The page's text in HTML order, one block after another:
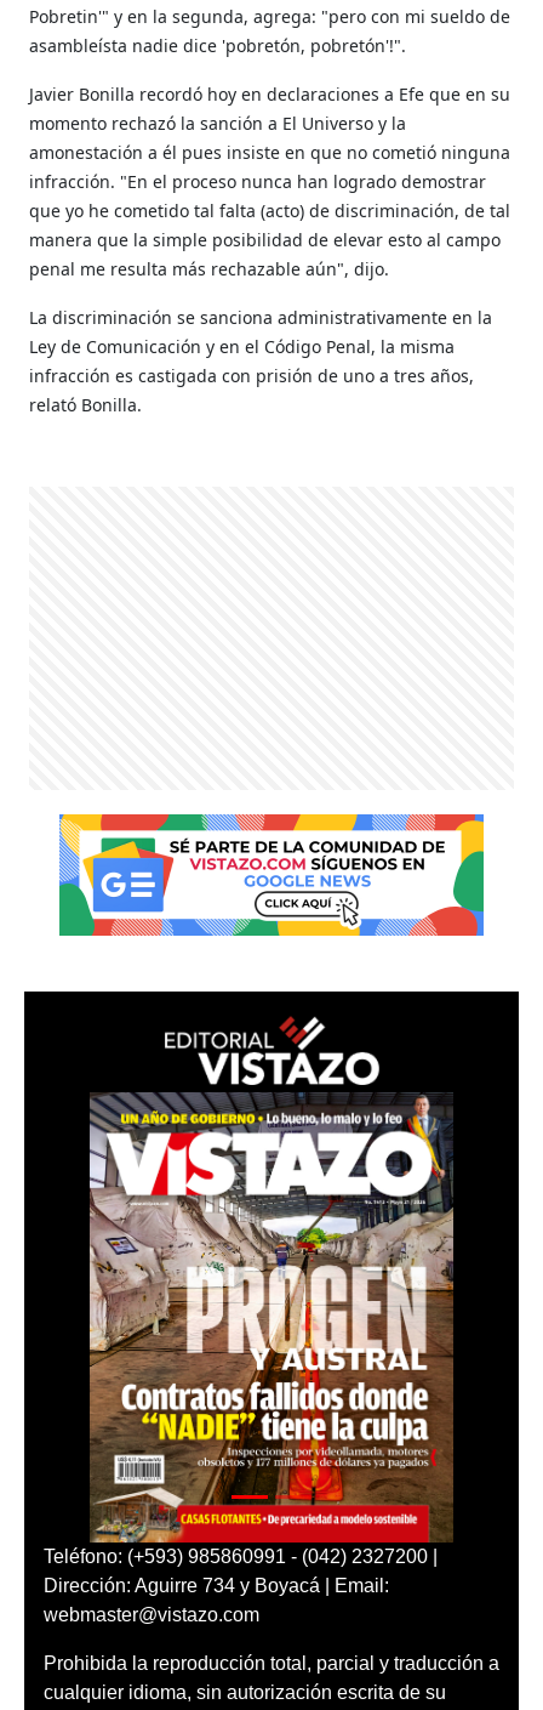
Pobretin'" y en la segunda, agrega: "pero con mi sueldo de
asambleísta nadie dice 'pobretón, pobretón'!".
Javier Bonilla recordó hoy en declaraciones a Efe que en su
momento rechazó la sanción a El Universo y la
amonestación a él pues insiste en que no cometió ninguna
infracción. "En el proceso nunca han logrado demostrar
que yo he cometido tal falta (acto) de discriminación, de tal
manera que la simple posibilidad de elevar esto al campo
penal me resulta más rechazable aún", dijo.
La discriminación se sanciona administrativamente en la
Ley de Comunicación y en el Código Penal, la misma
infracción es castigada con prisión de uno a tres años,
relató Bonilla.
Teléfono: (+593) 985860991 - (042) 2327200 |
Dirección: Aguirre 734 y Boyacá | Email:
webmaster@vistazo.com
Prohibida la reproducción total, parcial y traducción a
cualquier idioma, sin autorización escrita de su